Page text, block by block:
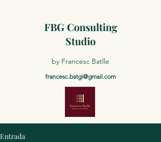
FBG Consulting
Studio
by Francesc Batlle
francesc.batgi@gmail.com
Entrada